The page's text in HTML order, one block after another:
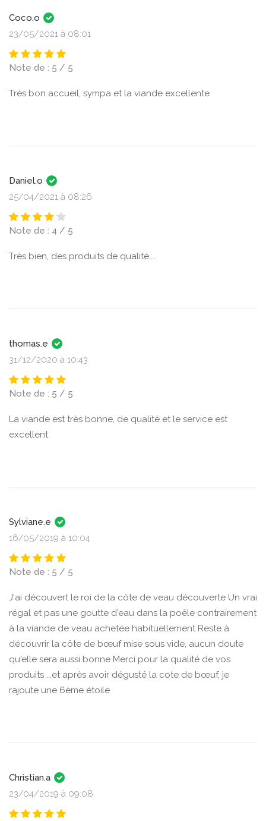
Coco.o
23/05/2021 à 08:01
Note de : 5 / 5
Très bon accueil, sympa et la viande excellente
Daniel.o
25/04/2021 à 08:26
Note de : 4 / 5
Très bien, des produits de qualité....
thomas.e
31/12/2020 à 10:43
Note de : 5 / 5
La viande est très bonne, de qualité et le service est
excellent
Sylviane.e
16/05/2019 à 10:04
Note de : 5 / 5
J'ai découvert le roi de la côte de veau découverte Un vrai
régal et pas une goutte d'eau dans la poêle contrairement
à la viande de veau achetée habituellement Reste à
découvrir la côte de bœuf mise sous vide, aucun doute
qu'elle sera aussi bonne Merci pour la qualité de vos
produits ...et après avoir dégusté la cote de bœuf, je
rajoute une 6ème étoile
Christian.a
23/04/2019 à 09:08